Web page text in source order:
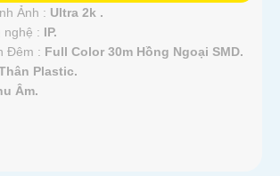
Ảnh : Ultra 2k .
nghệ : IP.
Đêm : Full Color 30m Hồng Ngoại SMD.
Plastic.
Âm.